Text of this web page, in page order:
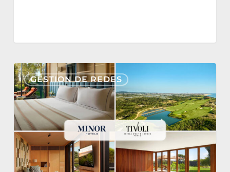
GESTION DE REDES
Tivoli
Estela
Golf
&
Lodges
Partners
with